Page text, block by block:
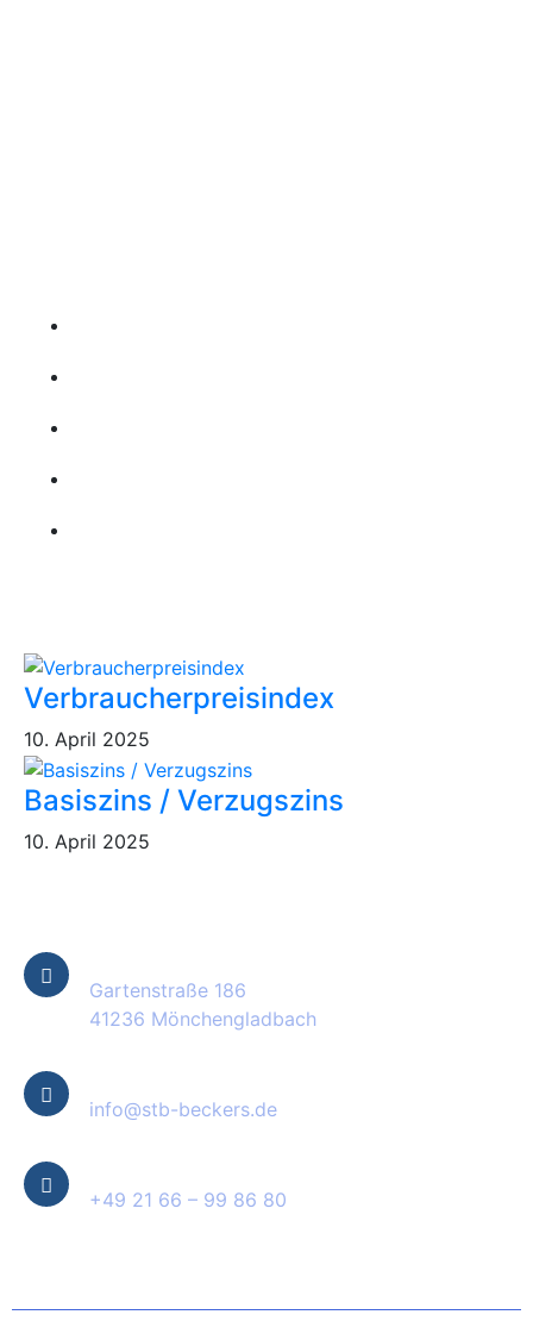
Verbraucherpreisindex
10. April 2025
Basiszins / Verzugszins
10. April 2025
Gartenstraße 186
41236 Mönchengladbach
info@stb-beckers.de
+49 21 66 – 99 86 80